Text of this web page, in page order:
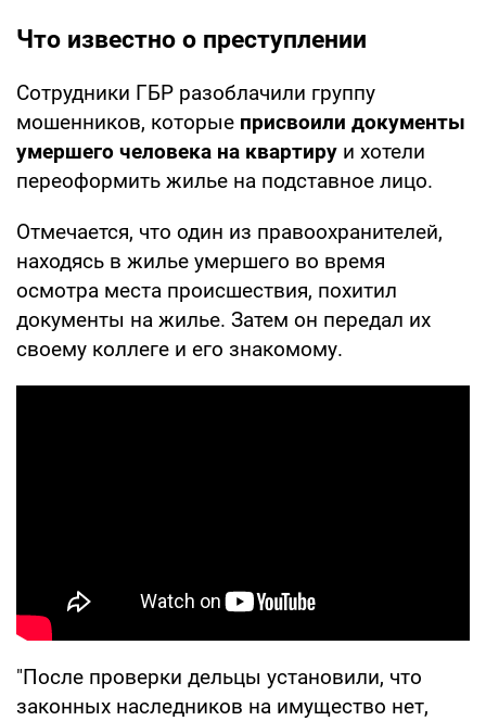
Что известно о преступлении
Сотрудники ГБР разоблачили группу
мошенников, которые присвоили документы
умершего человека на квартиру и хотели
переоформить жилье на подставное лицо.
Отмечается, что один из правоохранителей,
находясь в жилье умершего во время
осмотра места происшествия, похитил
документы на жилье. Затем он передал их
своему коллеге и его знакомому.
"После проверки дельцы установили, что
законных наследников на имущество нет,